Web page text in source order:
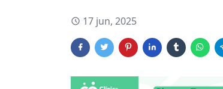
17 jun, 2025